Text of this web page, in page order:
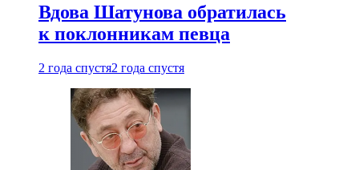
Вдова Шатунова обратилась
к поклонникам певца
2 года спустя2 года спустя